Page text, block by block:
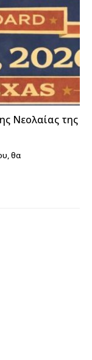
Νεολαίας της
θα